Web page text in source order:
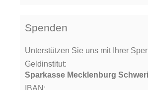
Spenden
Unterstützen Sie uns mit Ihrer
Geldinstitut:
Sparkasse Mecklenburg
IBAN: